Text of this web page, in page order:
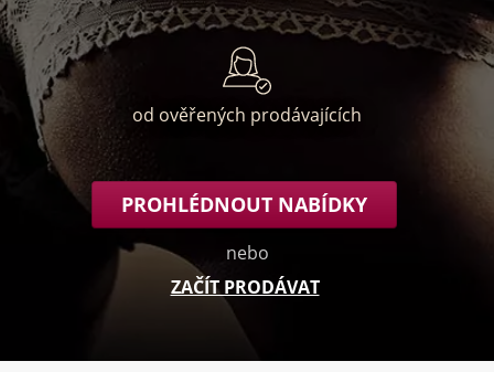
od ověřených prodávajících
PROHLÉDNOUT NABÍDKY
nebo
ZAČÍT PRODÁVAT